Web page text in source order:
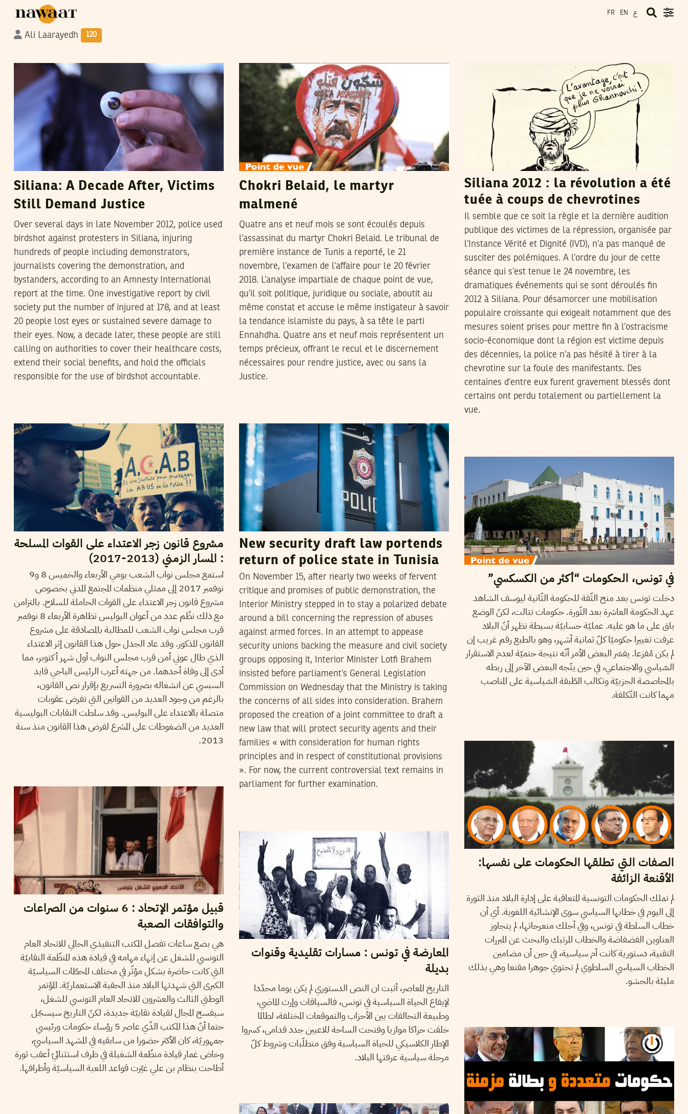
FR EN ع
Ali Laarayedh 120
Siliana: A Decade After, Victims
Still Demand Justice
Over several days in late November 2012, police used
birdshot against protesters in Siliana, injuring
hundreds of people including demonstrators,
journalists covering the demonstration, and
bystanders, according to an Amnesty International
report at the time. One investigative report by civil
society put the number of injured at 178, and at least
20 people lost eyes or sustained severe damage to
their eyes. Now, a decade later, these people are still
calling on authorities to cover their healthcare costs,
extend their social benefits, and hold the officials
responsible for the use of birdshot accountable.
Chokri Belaid, le martyr
malmené
Quatre ans et neuf mois se sont écoulés depuis
l’assassinat du martyr Chokri Belaid. Le tribunal de
première instance de Tunis a reporté, le 21
novembre, l’examen de l’affaire pour le 20 février
2018. L’analyse impartiale de chaque point de vue,
qu’il soit politique, juridique ou sociale, aboutit au
même constat et accuse le même instigateur à savoir
la tendance islamiste du pays, à sa tête le parti
Ennahdha. Quatre ans et neuf mois représentent un
temps précieux, offrant le recul et le discernement
nécessaires pour rendre justice, avec ou sans la
Justice.
Siliana 2012 : la révolution a été
tuée à coups de chevrotines
Il semble que ce soit la règle et la dernière audition
publique des victimes de la répression, organisée par
l’Instance Vérité et Dignité (IVD), n’a pas manqué de
susciter des polémiques. A l’ordre du jour de cette
séance qui s’est tenue le 24 novembre, les
dramatiques événements qui se sont déroulés fin
2012 à Siliana. Pour désamorcer une mobilisation
populaire croissante qui exigeait notamment que des
mesures soient prises pour mettre fin à l’ostracisme
socio-économique dont la région est victime depuis
des décennies, la police n’a pas hésité à tirer à la
chevrotine sur la foule des manifestants. Des
centaines d’entre eux furent gravement blessés dont
certains ont perdu totalement ou partiellement la
vue.
مشروع قانون زجر الاعتداء على القوات المسلحة
: المسار الزمني (2013-2017)
استمع مجلس نواب الشعب يومي الأربعاء والخميس 8 و9
نوفمبر 2017 إلى ممثلي منظمات المجتمع المدني بخصوص
مشروع قانون زجر الاعتداء على القوات الحاملة للسلاح. بالتزامن
مع ذلك نظّم عدد من أعوان البوليس تظاهرة الأربعاء 8 نوفمبر
قرب مجلس نواب الشعب للمطالبة بالمصادقة على مشروع
القانون المذكور. وقد عاد الجدل حول هذا القانون إثر الاعتداء
الذي طال عوني أمن قرب مجلس النواب أول شهر أكتوبر، مما
أدى إلى وفاة أحدهما. من جهته أعرب الرئيس الباجي قايد
السبسي عن انشغاله بضرورة التسريع بإقرار نص القانون،
بالرغم من وجود العديد من القوانين التي تفرض عقوبات
متصلة بالاعتداء على البوليس. وقد سلطت النقابات البوليسية
العديد من الضغوطات على المشرع لفرض هذا القانون منذ سنة
2013.
New security draft law portends
return of police state in Tunisia
On November 15, after nearly two weeks of fervent
critique and promises of public demonstration, the
Interior Ministry stepped in to stay a polarized debate
around a bill concerning the repression of abuses
against armed forces. In an attempt to appease
security unions backing the measure and civil society
groups opposing it, Interior Minister Lotfi Brahem
insisted before parliament’s General Legislation
Commission on Wednesday that the Ministry is taking
the concerns of all sides into consideration. Brahem
proposed the creation of a joint committee to draft a
new law that will protect security agents and their
families « with consideration for human rights
principles and in respect of constitutional provisions
». For now, the current controversial text remains in
parliament for further examination.
في تونس، الحكومات “أكثر من الكسكسي”
دخلت تونس بعد منح الثّقة للحكومة الثّانية ليوسف الشاهد
عهد الحكومة العاشرة بعد الثّورة. حكومات تتالت، لكنّ الوضع
باق على ما هو عليه. عمليّة حسابيّة بسيطة تظهر أنّ البلاد
عرفت تغييرا حكوميّا كلّ ثمانية أشهر، وهو بالطبع رقم غريب إن
لم يكن مُفزعا. يفسّر البعض الأمر أنّه نتيجة حتميّة لعدم الاستقرار
السّياسي والاجتماعي، في حين يتّجه البعض الآخر إلى ربطه
بالمحاصصة الحزبيّة وتكالب الطّبقة السّياسية على المناصب
مهما كانت التّكلفة.
الصفات التي تطلقها الحكومات على نفسها:
الأقنعة الزائفة
لم تملك الحكومات التونسية المتعاقبة على إدارة البلاد منذ الثورة
إلى اليوم في خطابها السياسي سوى الإنشائية اللغوية. أي أن
خطاب السلطة في تونس، وفي أحلك منعرجاتها، لم يتجاوز
العناوين الفضفاضة والخطاب المرتبك والبحث عن المبررات
التقنية، دستورية كانت أم سياسية، في حين أن مضامين
الخطاب السياسي السلطوي لم تحتوي جوهرا مقنعا وهي بذلك
مليئة بالحشو.
قبيل مؤتمر الإتحاد : 6 سنوات من الصراعات
والتوافقات الصعبة
هي بضع ساعات تفصل المكتب التنفيذي الحالي للاتحاد العام
التونسي للشغل عن إنهاء مهامه في قيادة هذه المنظّمة النقابيّة
التي كانت حاضرة بشكل مؤثّر في مختلف المحطّات السياسيّة
الكبرى التي شهدتها البلاد منذ الحقبة الاستعماريّة. المؤتمر
الوطني الثالث والعشرون للاتحاد العام التونسي للشغل،
سيفسح المجال لقيادة نقابيّة جديدة، لكنّ التاريخ سيسجّل
حتما أنّ هذا المكتب الذّي عاصر 5 رؤساء حكومات ورئيسي
جمهوريّة، كان الأكثر حضورا من سابقيه في المشهد السياسيّ،
وخاض غمار قيادة منظّمة الشغيلة في ظرف استثنائيّ أعقب ثورة
أطاحت بنظام بن علي غيّرت قواعد اللعبة السياسيّة وأطرافها.
المعارضة في تونس : مسارات تقليدية وقنوات
بديلة
التاريخ المعاصر، أثبت ان النص الدستوري لم يكن يوما محدّدا
لإيقاع الحياة السياسية في تونس، فالسياقات وإرث الماضي،
وطبيعة التحالفات بين الأحزاب والتموقعات المختلفة، لطالما
خلقت حراكا موازيا وفتحت الساحة للاعبين جدد قدامى، كسروا
الإطار الكلاسيكي للحياة السياسية وفق متطلّبات وشروط كلّ
مرحلة سياسية عرفتها البلاد.